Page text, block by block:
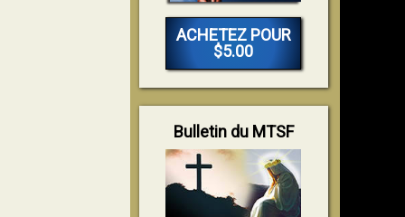
ACHETEZ POUR
$5.00
Bulletin du MTSF